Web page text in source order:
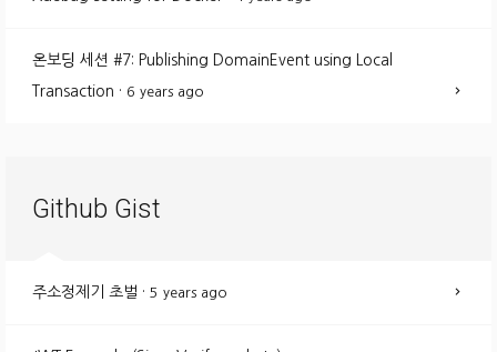
온보딩 세션 #7: Publishing DomainEvent using Local
Transaction · 6 years ago
Github Gist
주소정제기 초벌 · 5 years ago